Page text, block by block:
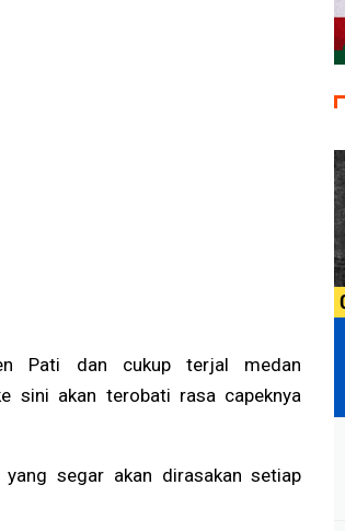
Pati dan cukup terjal medan
sini akan terobati rasa capeknya
segar akan dirasakan setiap